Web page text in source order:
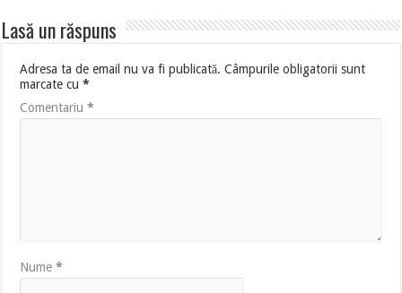
Lasă un răspuns
Adresa ta de email nu va fi publicată. Câmpurile obligatorii sunt
marcate cu*
Comentariu*
Nume*